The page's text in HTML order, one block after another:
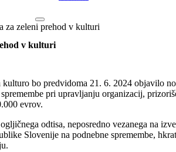
za zeleni prehod v kulturi
v kulturi
bo predvidoma 21. 6. 2024 objavilo
pri upravljanju organizacij,
evrov.
odtisa, neposredno vezanega na
Slovenije na podnebne spremembe,